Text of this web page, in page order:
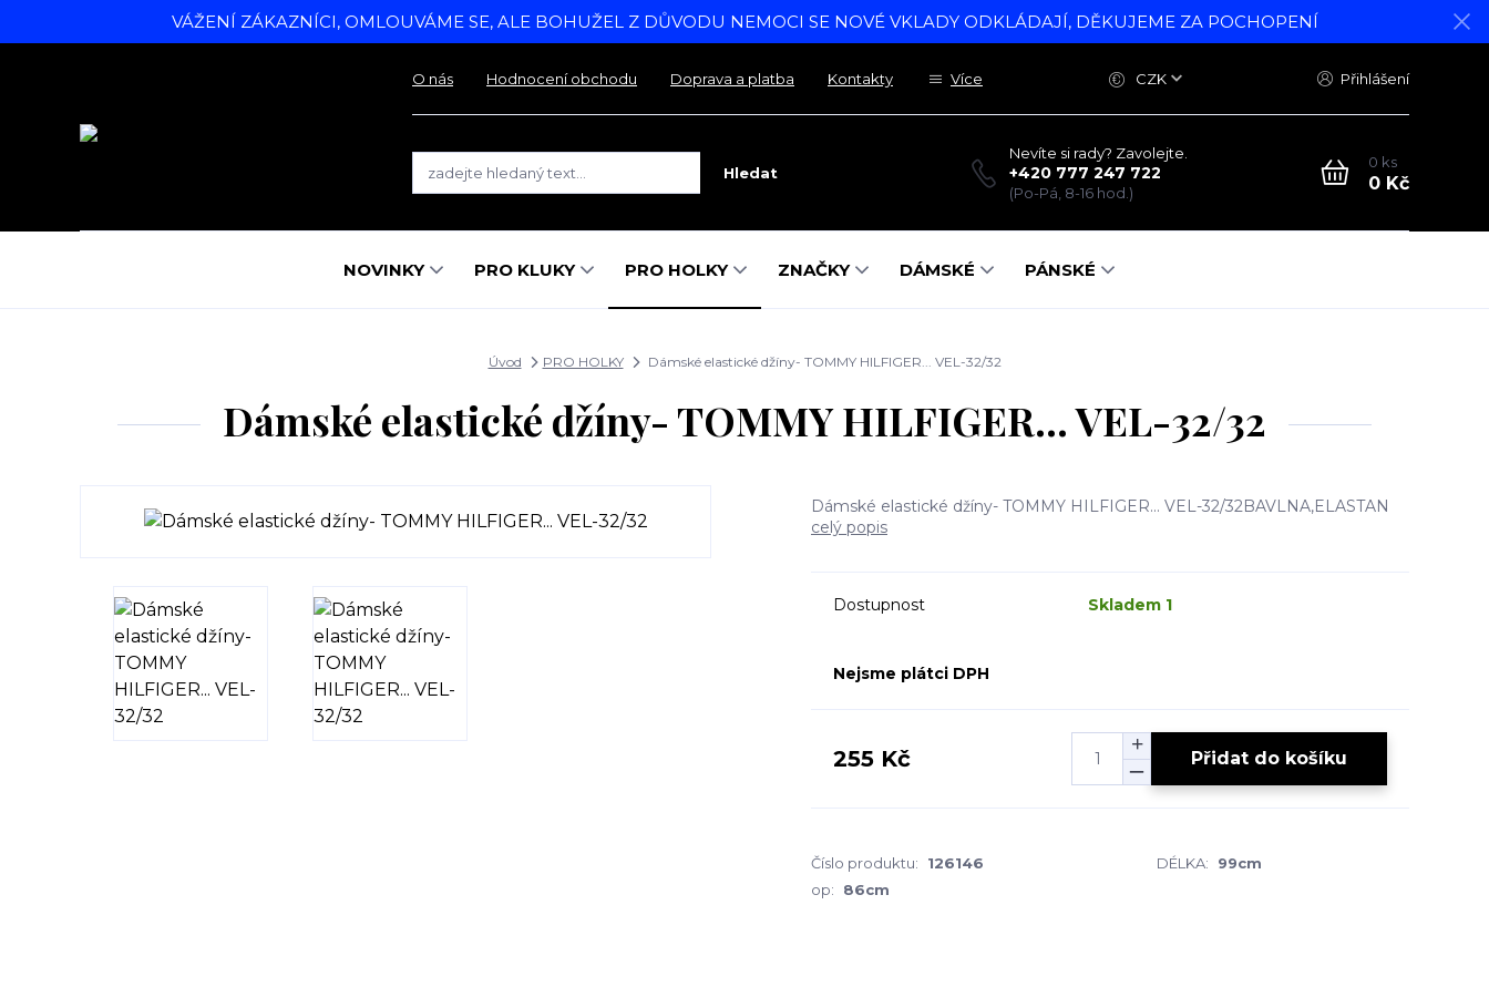
VÁŽENÍ ZÁKAZNÍCI, OMLOUVÁME SE, ALE BOHUŽEL Z DŮVODU NEMOCI SE NOVÉ VKLADY ODKLÁDAJÍ, DĚKUJEME ZA POCHOPENÍ
O nás Hodnocení obchodu Doprava a platba Kontakty Více CZK Přihlášení
Hledat
Nevíte si rady? Zavolejte.
+420 777 247 722
(Po-Pá, 8-16 hod.)
0 ks
0 Kč
NOVINKY PRO KLUKY PRO HOLKY ZNAČKY DÁMSKÉ PÁNSKÉ
Úvod PRO HOLKY Dámské elastické džíny- TOMMY HILFIGER... VEL-32/32
Dámské elastické džíny- TOMMY HILFIGER... VEL-32/32
Dámské elastické džíny- TOMMY HILFIGER... VEL-32/32BAVLNA,ELASTAN
celý popis
Dostupnost Skladem 1
Nejsme plátci DPH
255 Kč Přidat do košíku
Číslo produktu: 126146 DÉLKA:
99cm
op:
86cm